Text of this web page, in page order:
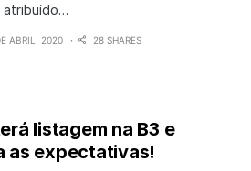
atribuído…
ABRIL, 2020
28 SHARES
listagem na B3 e
as expectativas!